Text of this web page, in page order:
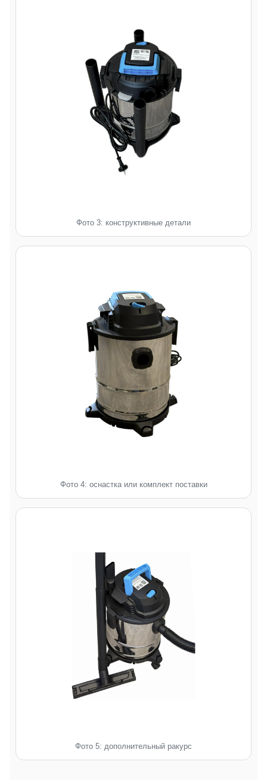
Фото 3: конструктивные детали
Фото 4: оснастка или комплект поставки
Фото 5: дополнительный ракурс